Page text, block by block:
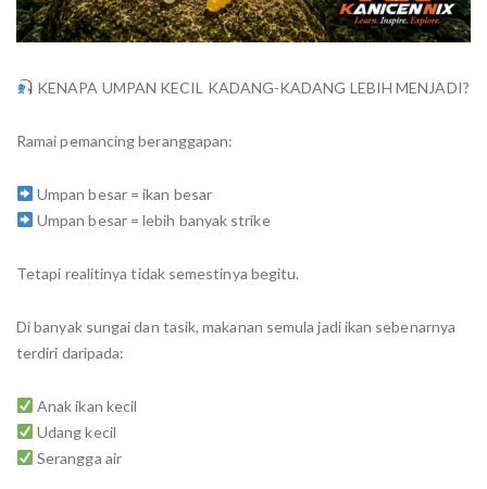
KENAPA UMPAN KECIL KADANG-KADANG LEBIH MENJADI?
Ramai pemancing beranggapan:
Umpan besar = ikan besar
Umpan besar = lebih banyak strike
Tetapi realitinya tidak semestinya begitu.
Di banyak sungai dan tasik, makanan semula jadi ikan sebenarnya
terdiri daripada:
Anak ikan kecil
Udang kecil
Serangga air